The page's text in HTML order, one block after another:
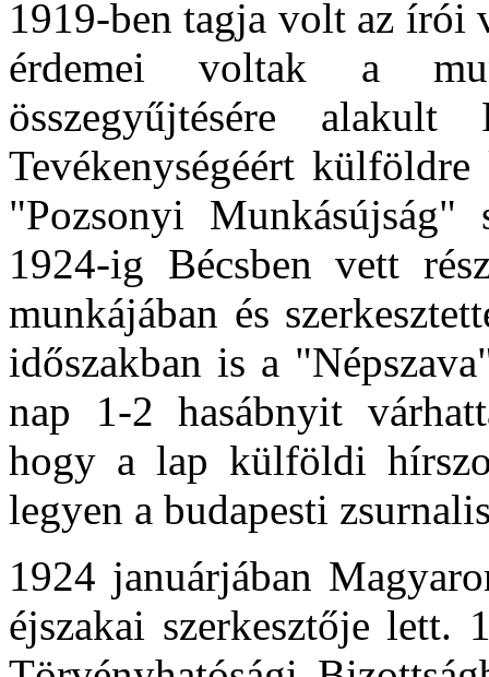
1919-ben tagja volt az írói
érdemei voltak a
összegyűjtésére alakult
Tevékenységéért
"Pozsonyi
1924-ig Bécsben vett
munkájában és
időszakban is a
nap 1-2 hasábnyit
hogy a lap külföldi
legyen a budapesti
1924 januárjában
éjszakai szerkesztője lett.